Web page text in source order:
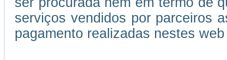
serviços vendidos por parceiros
pagamento realizadas nestes